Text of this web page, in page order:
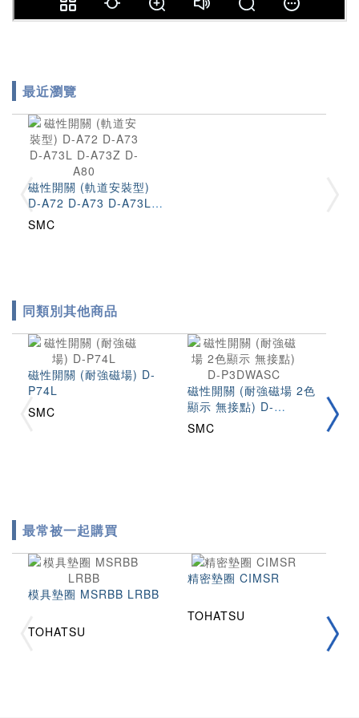
最近瀏覽
磁性開關 (軌道安裝型)
D-A72 D-A73 D-A73L
D-A73Z D-A80
SMC
同類別其他商品
磁性開關 (耐強磁場) D-
P74L
SMC
磁性開關 (耐強磁場 2色
顯示 無接點) D-
P3DWASC
SMC
最常被一起購買
模具墊圈 MSRBB LRBB
TOHATSU
精密墊圈 CIMSR
TOHATSU